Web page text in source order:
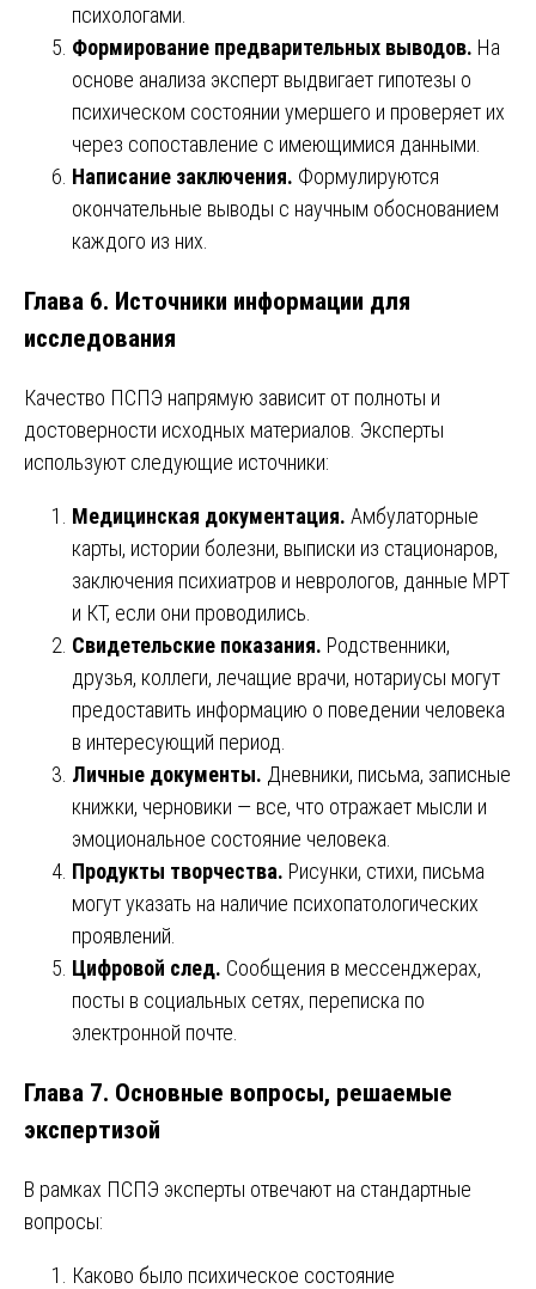
психологами.
Формирование предварительных выводов. На
основе анализа эксперт выдвигает гипотезы о
психическом состоянии умершего и проверяет их
через сопоставление с имеющимися данными.
Написание заключения. Формулируются
окончательные выводы с научным обоснованием
каждого из них.
Глава 6. Источники информации для
исследования
Качество ПСПЭ напрямую зависит от полноты и
достоверности исходных материалов. Эксперты
используют следующие источники:
Медицинская документация. Амбулаторные
карты, истории болезни, выписки из стационаров,
заключения психиатров и неврологов, данные МРТ
и КТ, если они проводились.
Свидетельские показания. Родственники,
друзья, коллеги, лечащие врачи, нотариусы могут
предоставить информацию о поведении человека
в интересующий период.
Личные документы. Дневники, письма, записные
книжки, черновики — все, что отражает мысли и
эмоциональное состояние человека.
Продукты творчества. Рисунки, стихи, письма
могут указать на наличие психопатологических
проявлений.
Цифровой след. Сообщения в мессенджерах,
посты в социальных сетях, переписка по
электронной почте.
Глава 7. Основные вопросы, решаемые
экспертизой
В рамках ПСПЭ эксперты отвечают на стандартные
вопросы:
Каково было психическое состояние